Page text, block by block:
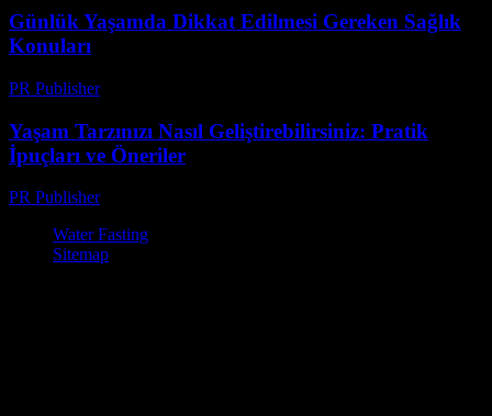
Günlük Yaşamda Dikkat Edilmesi Gereken Sağlık
Konuları
PR Publisher-
Yaşam Tarzınızı Nasıl Geliştirebilirsiniz: Pratik
İpuçları ve Öneriler
PR Publisher-
Water Fasting
Sitemap